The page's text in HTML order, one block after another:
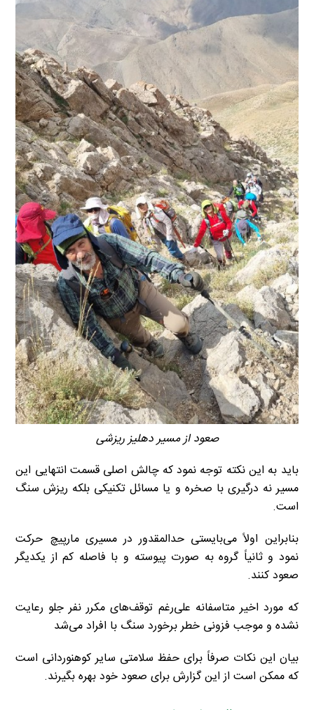
صعود از مسیر دهلیز ریزشی
باید به این نکته توجه نمود که چالش اصلی قسمت انتهایی این
مسیر نه درگیری با صخره و یا مسائل تکنیکی بلکه ریزش سنگ
است.
بنابراین اولاً می‌بایستی حدالمقدور در مسیری مارپیچ حرکت
نمود و ثانیاً گروه به صورت پیوسته و با فاصله کم از یکدیگر
صعود کنند.
که مورد اخیر متاسفانه علی‌رغم توقف‌های مکرر نفر جلو رعایت
نشده و موجب فزونی خطر برخورد سنگ با افراد می‌شد
بیان این نکات صرفاً برای حفظ سلامتی سایر کوهنوردانی است
که ممکن است از این گزارش برای صعود خود بهره بگیرند.